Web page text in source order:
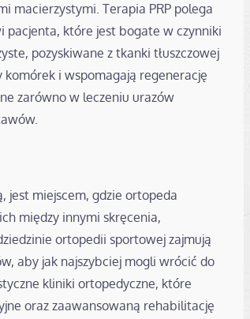
macierzystymi. Terapia PRP polega
pacjenta, które jest bogate w czynniki
pozyskiwane z tkanki tłuszczowej
i wspomagają regenerację
zarówno w leczeniu urazów
jest miejscem, gdzie ortopeda
między innymi skręcenia,
ortopedii sportowej zajmują
aby jak najszybciej mogli wrócić do
kliniki ortopedyczne, które
oraz zaawansowaną rehabilitację